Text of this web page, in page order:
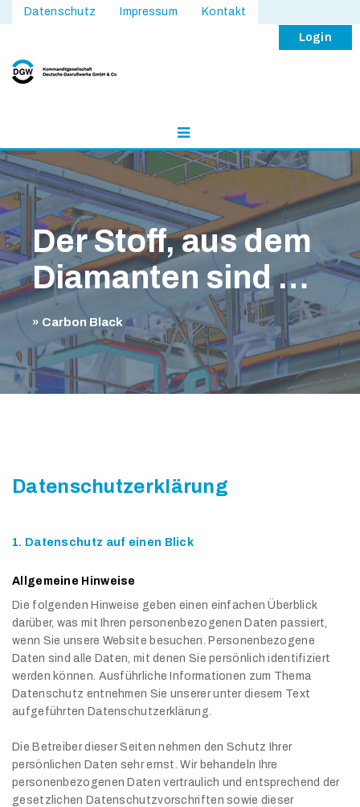
Datenschutz Impressum Kontakt
Login
Der Stoff, aus dem
Diamanten sind …
» Carbon Black
Datenschutzerklärung
1. Datenschutz auf einen Blick
Allgemeine Hinweise
Die folgenden Hinweise geben einen einfachen Überblick
darüber, was mit Ihren personenbezogenen Daten passiert,
wenn Sie unsere Website besuchen. Personenbezogene
Daten sind alle Daten, mit denen Sie persönlich identifiziert
werden können. Ausführliche Informationen zum Thema
Datenschutz entnehmen Sie unserer unter diesem Text
aufgeführten Datenschutzerklärung.
Die Betreiber dieser Seiten nehmen den Schutz Ihrer
persönlichen Daten sehr ernst. Wir behandeln Ihre
personenbezogenen Daten vertraulich und entsprechend der
gesetzlichen Datenschutzvorschriften sowie dieser